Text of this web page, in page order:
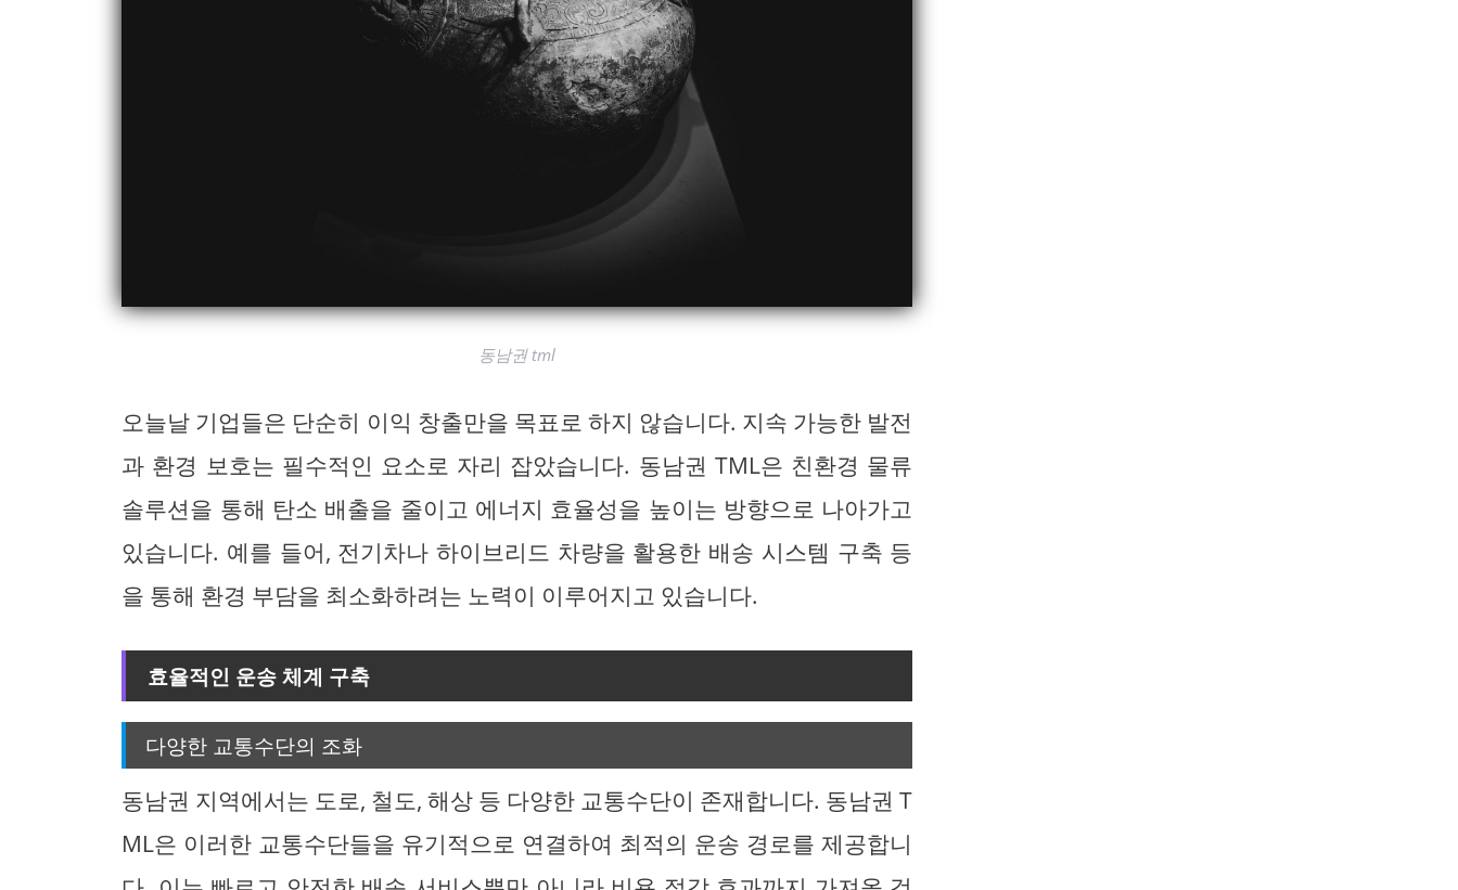
동남권 tml
오늘날 기업들은 단순히 이익 창출만을 목표로 하지 않습니다. 지속 가능한 발전
과 환경 보호는 필수적인 요소로 자리 잡았습니다. 동남권 TML은 친환경 물류
솔루션을 통해 탄소 배출을 줄이고 에너지 효율성을 높이는 방향으로 나아가고
있습니다. 예를 들어, 전기차나 하이브리드 차량을 활용한 배송 시스템 구축 등
을 통해 환경 부담을 최소화하려는 노력이 이루어지고 있습니다.
효율적인 운송 체계 구축
다양한 교통수단의 조화
동남권 지역에서는 도로, 철도, 해상 등 다양한 교통수단이 존재합니다. 동남권 T
ML은 이러한 교통수단들을 유기적으로 연결하여 최적의 운송 경로를 제공합니